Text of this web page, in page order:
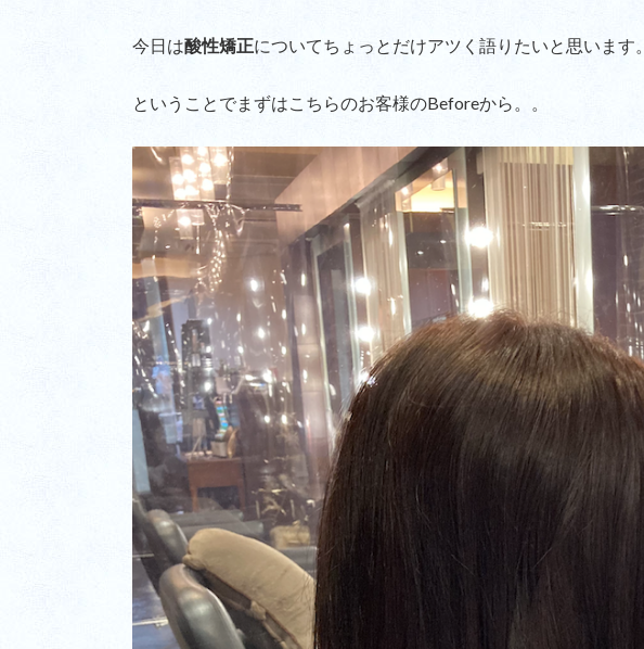
今日は酸性矯正についてちょっとだけアツく語りたいと思います。
ということでまずはこちらのお客様のBeforeから。。